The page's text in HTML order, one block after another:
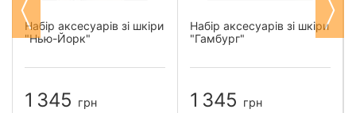
Набір аксесуарів зі шкіри
"Нью-Йорк"
1 345 грн
Набір аксесуарів зі шкіри
"Гамбург"
1 345 грн